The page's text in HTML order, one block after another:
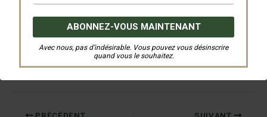
Avec nous, pas d’indésirable. Vous pouvez vous désinscrire
quand vous le souhaitez.
Partagez